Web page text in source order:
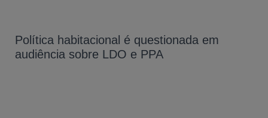
Política habitacional é questionada em
audiência sobre LDO e PPA